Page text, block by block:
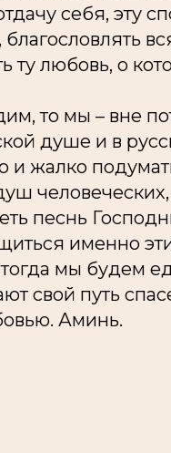
себя, эту
благословлять
ту любовь, о
то мы – вне
душе и в
и жалко
человеческих,
песнь
именно
мы будем
свой путь
Аминь.